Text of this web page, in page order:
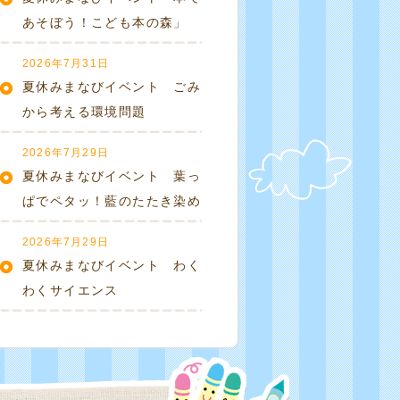
あそぼう！こども本の森」
2026年7月31日
夏休みまなびイベント ごみ
から考える環境問題
2026年7月29日
夏休みまなびイベント 葉っ
ぱでペタッ！藍のたたき染め
2026年7月29日
夏休みまなびイベント わく
わくサイエンス